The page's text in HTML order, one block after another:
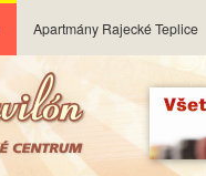
Apartmány Rajecké Teplice